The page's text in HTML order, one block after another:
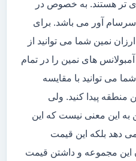
تر هستند. به خصوص در
سرسام آور می باشد. برای
نمین شما می توانید از
های نمین را در تمام
می توانید با مقایسه
منطقه پیدا کنید. ولی
به این معنی نیست که این
دهد بلکه این قیمت
این مجموعه و داشتن قیمت